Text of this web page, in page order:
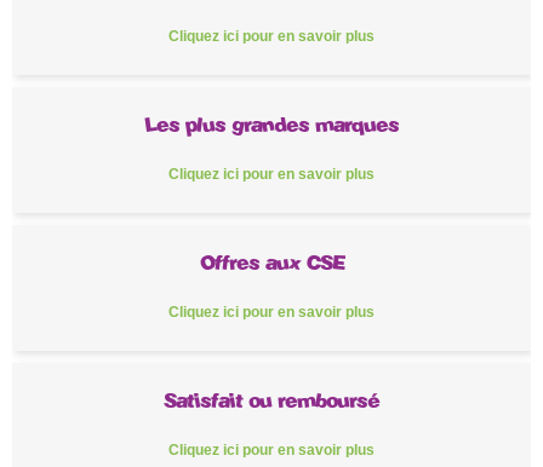
Cliquez ici pour en savoir plus
Les plus grandes marques
Cliquez ici pour en savoir plus
Offres aux CSE
Cliquez ici pour en savoir plus
Satisfait ou remboursé
Cliquez ici pour en savoir plus